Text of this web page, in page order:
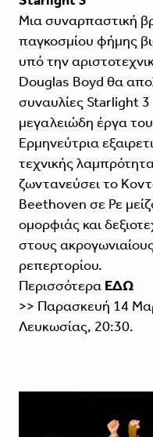
Μια συναρπαστική
παγκοσμίου φήμης
υπό την
Douglas Boyd θα
συναυλίες Starlight
μεγαλειώδη έργα
Ερμηνεύτρια
τεχνικής
ζωντανεύσει το
Beethoven σε Ρε
ομορφιάς και
στους
ρεπερτορίου.
Περισσότερα ΕΔΩ
>> Παρασκευή 14
Λευκωσίας, 20:30.